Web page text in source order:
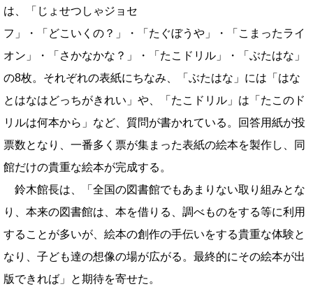
は、「じょせつしゃジョセ
フ」・「どこいくの？」・「たぐぼうや」・「こまったライ
オン」・「さかなかな？」・「たこドリル」・「ぶたはな」
の8枚。それぞれの表紙にちなみ、「ぶたはな」には「はな
とはなはどっちがきれい」や、「たこドリル」は「たこのド
リルは何本から」など、質問が書かれている。回答用紙が投
票数となり、一番多く票が集まった表紙の絵本を製作し、同
館だけの貴重な絵本が完成する。
鈴木館長は、「全国の図書館でもあまりない取り組みとな
り、本来の図書館は、本を借りる、調べものをする等に利用
することが多いが、絵本の創作の手伝いをする貴重な体験と
なり、子ども達の想像の場が広がる。最終的にその絵本が出
版できれば」と期待を寄せた。